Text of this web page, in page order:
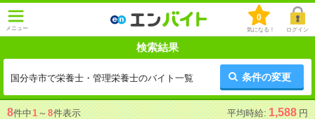
メニュー
0
気になる！ ログイン
検索結果
国分寺市で栄養士・管理栄養士のバイト一覧 条件の変更
8件中1 ～ 8件表示 平均時給: 1,588 円